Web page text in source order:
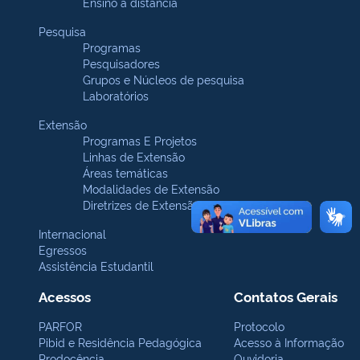
Pesquisa
Programas
Pesquisadores
Grupos e Núcleos de pesquisa
Laboratórios
Extensão
Programas E Projetos
Linhas de Extensão
Áreas temáticas
Modalidades de Extensão
Diretrizes de Extensão
Internacional
Egressos
Assistência Estudantil
Acessos
PARFOR
Pibid e Residência Pedagógica
Contatos Gerais
Protocolo
Acesso à Informação